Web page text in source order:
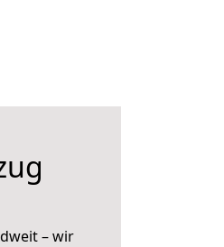
– wir